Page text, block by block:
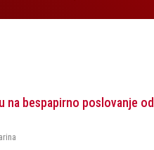
na bespapirno poslovanje od